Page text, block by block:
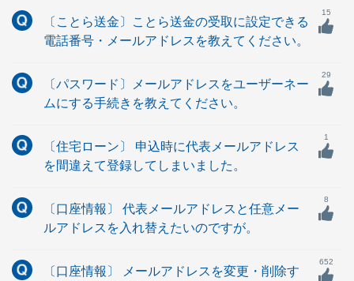
〔ことら送金〕ことら送金の受取に設定できる
電話番号・メールアドレスを教えてください。
15
〔パスワード〕メールアドレスをユーザーネー
ムにする手続きを教えてください。
29
〔住宅ローン〕 申込時に代表メールアドレス
を間違えて登録してしまいました。
1
〔口座情報〕 代表メールアドレスと任意メー
ルアドレスを入れ替えたいのですが。
8
〔口座情報〕 メールアドレスを変更・削除す
652